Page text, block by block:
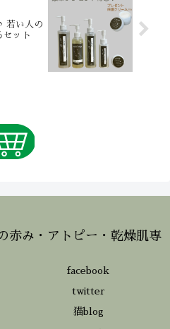
若い人の
セット
赤み・アトピー・乾燥肌専
facebook
twitter
猫blog